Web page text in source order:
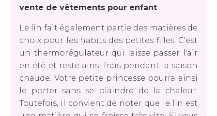
vente de vêtements pour enfant.
Le lin fait également partie des matières de
choix pour les habits des petites filles. C'est
un thermorégulateur qui laisse passer l'air
en été et reste ainsi frais pendant la saison
chaude. Votre petite princesse pourra ainsi
le porter sans se plaindre de la chaleur.
Toutefois, il convient de noter que le lin est